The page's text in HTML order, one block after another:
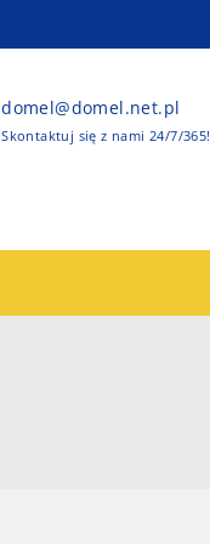
domel@domel.net.pl
Skontaktuj się z nami 24/7/365!